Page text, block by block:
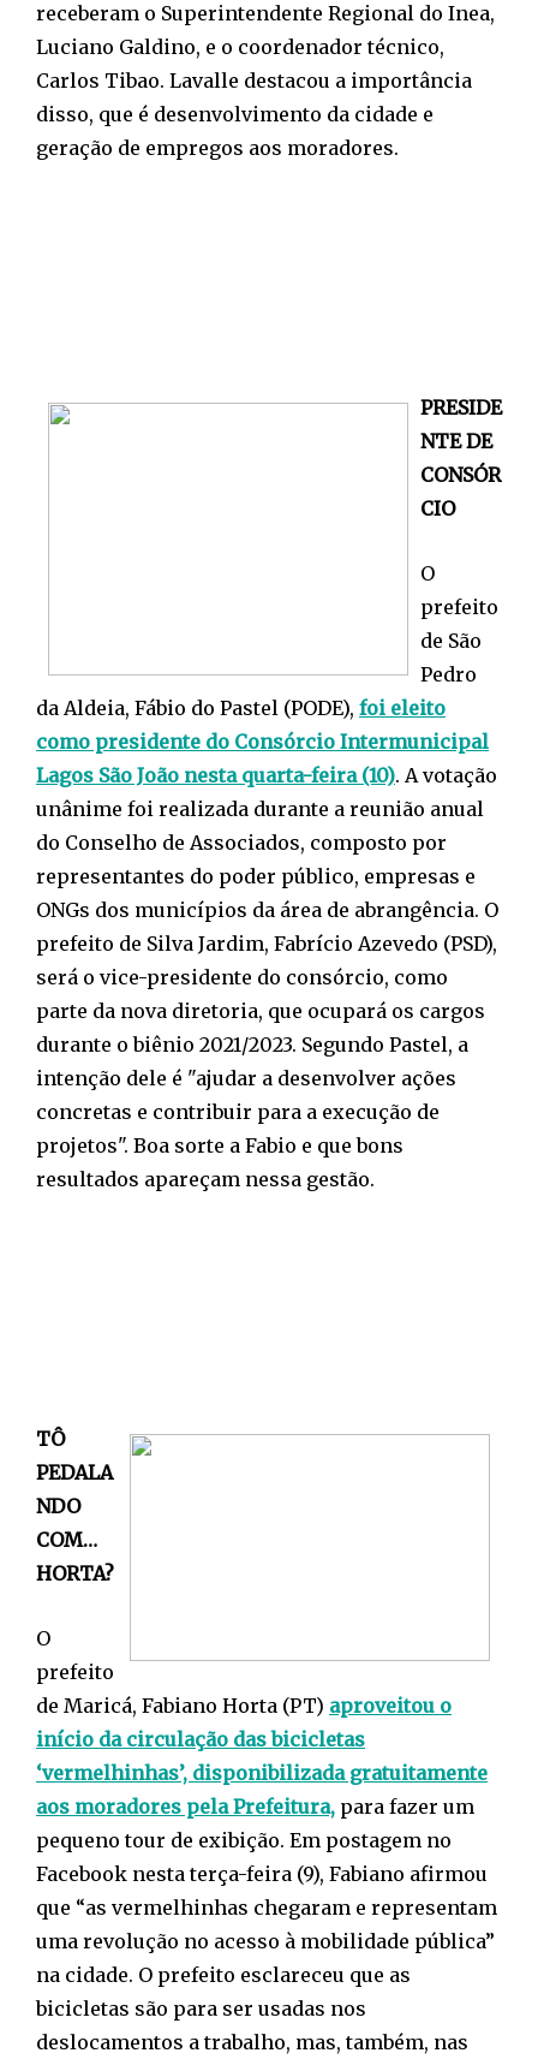
receberam o Superintendente Regional do Inea,
Luciano Galdino, e o coordenador técnico,
Carlos Tibao. Lavalle destacou a importância
disso, que é desenvolvimento da cidade e
geração de empregos aos moradores.
PRESIDE
NTE DE
CONSÓR
CIO
O
prefeito
de São
Pedro
da Aldeia, Fábio do Pastel (PODE), foi eleito
como presidente do Consórcio Intermunicipal
Lagos São João nesta quarta-feira (10). A votação
unânime foi realizada durante a reunião anual
do Conselho de Associados, composto por
representantes do poder público, empresas e
ONGs dos municípios da área de abrangência. O
prefeito de Silva Jardim, Fabrício Azevedo (PSD),
será o vice-presidente do consórcio, como
parte da nova diretoria, que ocupará os cargos
durante o biênio 2021/2023. Segundo Pastel, a
intenção dele é "ajudar a desenvolver ações
concretas e contribuir para a execução de
projetos". Boa sorte a Fabio e que bons
resultados apareçam nessa gestão.
TÔ
PEDALA
NDO
COM…
HORTA?
O
prefeito
de Maricá, Fabiano Horta (PT) aproveitou o
início da circulação das bicicletas
‘vermelhinhas’, disponibilizada gratuitamente
aos moradores pela Prefeitura, para fazer um
pequeno tour de exibição. Em postagem no
Facebook nesta terça-feira (9), Fabiano afirmou
que “as vermelhinhas chegaram e representam
uma revolução no acesso à mobilidade pública”
na cidade. O prefeito esclareceu que as
bicicletas são para ser usadas nos
deslocamentos a trabalho, mas, também, nas